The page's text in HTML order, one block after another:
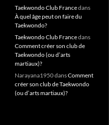
Taekwondo Club Francedans
À quel âge peut on faire du
Taekwondo?
Taekwondo Club Francedans
Comment créer son club de
Taekwondo (ou d’arts
martiaux)?
Narayana1950dansComment
créer son club de Taekwondo
(ou d’arts martiaux)?